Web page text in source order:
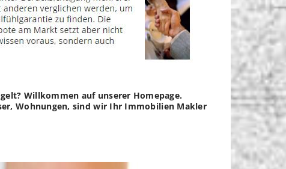
Willkommen auf unserer Homepage.
Wohnungen, sind wir Ihr Immobilien Makler